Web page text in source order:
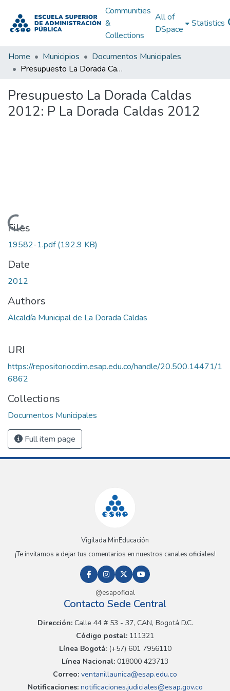
Communities
&
Collections
All of
DSpace
Statistics
Home Municipios
Documentos Municipales
Presupuesto La Dorada Caldas 2012: P La Dorada Caldas 2012
Presupuesto La Dorada Caldas
2012: P La Dorada Caldas 2012
Loading...
Files
19582-1.pdf(192.9 KB)
Date
2012
Authors
Alcaldía Municipal de La Dorada Caldas
URI
https://repositoriocdim.esap.edu.co/handle/20.500.14471/1
6862
Collections
Documentos Municipales
Full item page
Vigilada MinEducación
¡Te invitamos a dejar tus comentarios en nuestros canales oficiales!
@esapoficial
Contacto Sede Central
Dirección:Calle 44 # 53 - 37, CAN, Bogotá D.C.
Código postal: 111321
Línea Bogotá:(+57) 601 7956110
Línea Nacional: 018000 423713
Correo: ventanillaunica@esap.edu.co
Notificaciones:notificaciones.judiciales@esap.gov.co